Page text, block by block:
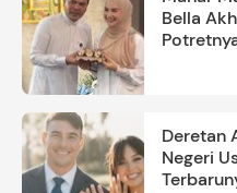
Bella
Deretan
Negeri